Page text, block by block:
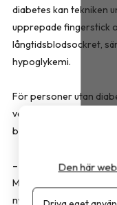
diabetes kan tekniken
upprepade fingerstick
långtidsblodsockret,
hypoglykemi.
För personer utan
vetenskapligt stöd för
bättre hälsa eller
– Det här är en teknik
Men den används allt
nytta alls, eller om den
Den här